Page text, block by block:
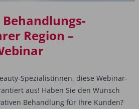
Behandlungs-
Region –
Spezialistinnen, diese Webinar-
aus! Haben Sie den Wunsch
Behandlung für Ihre Kunden?